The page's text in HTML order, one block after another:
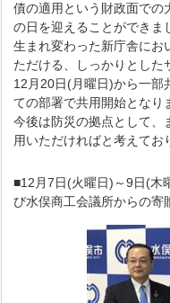
債の適用という財政面での
の日を迎えることができま
生まれ変わった新庁舎にお
ただける、しっかりとした
12月20日(月曜日)から一部
ての部署で共用開始となり
今後は防災の拠点として、
用いただければと考えてお
■12月7日(火曜日)～9日(
び水俣商工会議所からの寄